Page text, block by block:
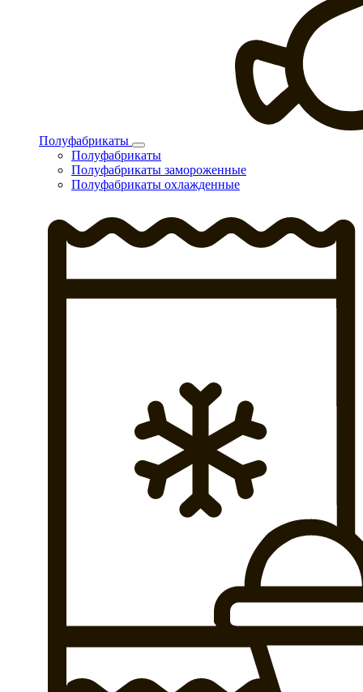
Полуфабрикаты
Полуфабрикаты
Полуфабрикаты замороженные
Полуфабрикаты охлажденные